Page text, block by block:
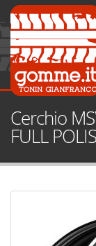
Cerchio
FULL